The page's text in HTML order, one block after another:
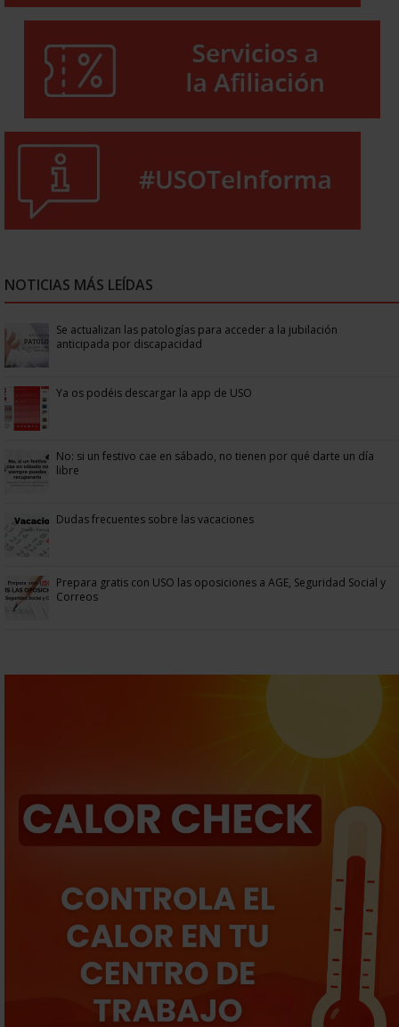
NOTICIAS MÁS LEÍDAS
Se actualizan las patologías para acceder a la jubilación
anticipada por discapacidad
Ya os podéis descargar la app de USO
No: si un festivo cae en sábado, no tienen por qué darte un día
libre
Dudas frecuentes sobre las vacaciones
Prepara gratis con USO las oposiciones a AGE, Seguridad Social y
Correos